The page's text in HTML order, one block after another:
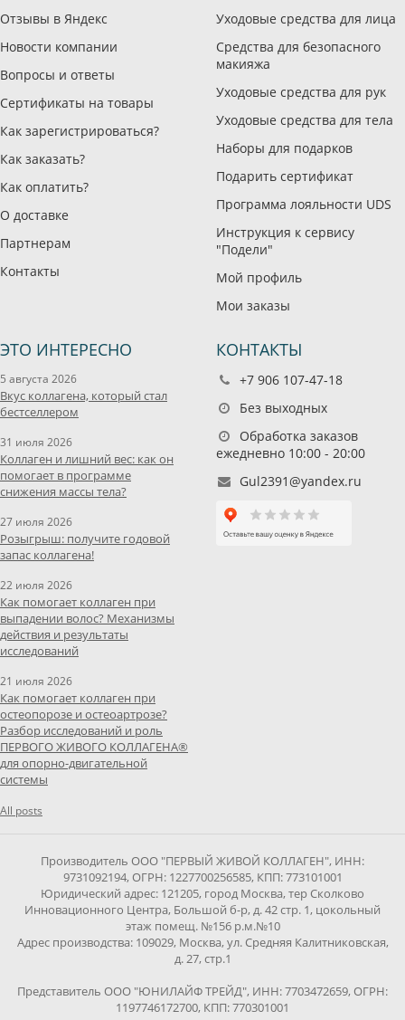
Отзывы в Яндекс
Новости компании
Вопросы и ответы
Сертификаты на товары
Как зарегистрироваться?
Как заказать?
Как оплатить?
О доставке
Партнерам
Контакты
Уходовые средства для лица
Средства для безопасного
макияжа
Уходовые средства для рук
Уходовые средства для тела
Наборы для подарков
Подарить сертификат
Программа лояльности UDS
Инструкция к сервису
"Подели"
Мой профиль
Мои заказы
ЭТО ИНТЕРЕСНО
5 августа 2026
Вкус коллагена, который стал
бестселлером
31 июля 2026
Коллаген и лишний вес: как он
помогает в программе
снижения массы тела?
27 июля 2026
Розыгрыш: получите годовой
запас коллагена!
22 июля 2026
Как помогает коллаген при
выпадении волос? Механизмы
действия и результаты
исследований
21 июля 2026
Как помогает коллаген при
остеопорозе и остеоартрозе?
Разбор исследований и роль
ПЕРВОГО ЖИВОГО КОЛЛАГЕНА®
для опорно-двигательной
системы
All posts
КОНТАКТЫ
+7 906 107-47-18
Без выходных
Обработка заказов
ежедневно 10:00 - 20:00
Gul2391@yandex.ru
Производитель ООО "ПЕРВЫЙ ЖИВОЙ КОЛЛАГЕН", ИНН:
9731092194, ОГРН: 1227700256585, КПП: 773101001
Юридический адрес: 121205, город Москва, тер Сколково
Инновационного Центра, Большой б-р, д. 42 стр. 1, цокольный
этаж помещ. №156 р.м.№10
Адрес производства: 109029, Москва, ул. Средняя Калитниковская,
д. 27, стр.1
Представитель ООО "ЮНИЛАЙФ ТРЕЙД", ИНН: 7703472659, ОГРН:
1197746172700, КПП: 770301001